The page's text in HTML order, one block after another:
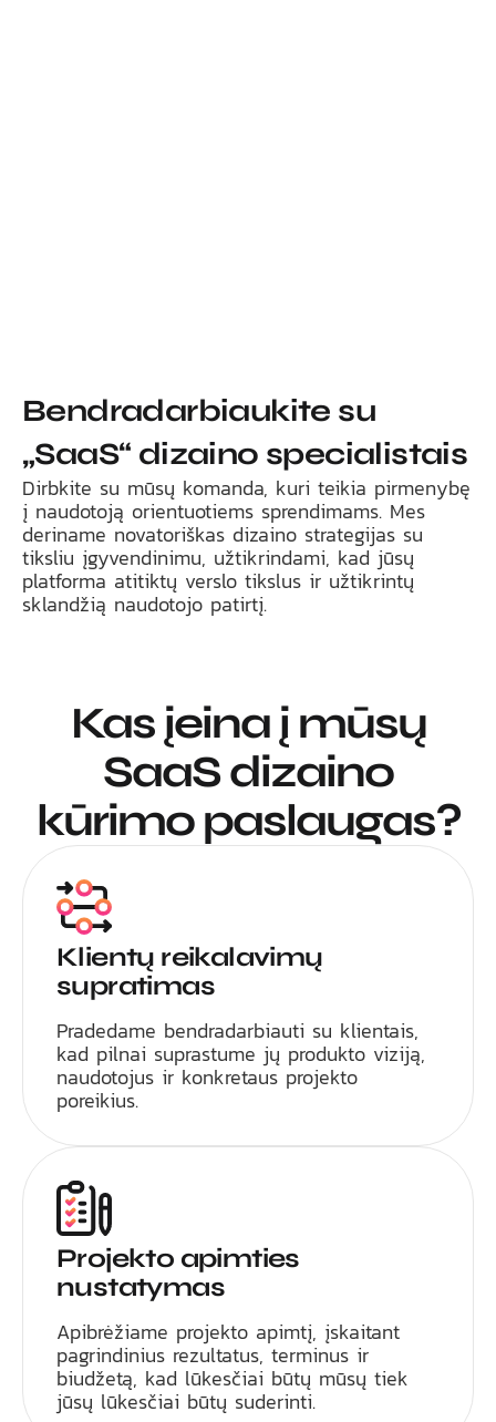
Bendradarbiaukite su
„SaaS“ dizaino specialistais
Dirbkite su mūsų komanda, kuri teikia pirmenybę
į naudotoją orientuotiems sprendimams. Mes
deriname novatoriškas dizaino strategijas su
tiksliu įgyvendinimu, užtikrindami, kad jūsų
platforma atitiktų verslo tikslus ir užtikrintų
sklandžią naudotojo patirtį.
Kas įeina į mūsų
SaaS dizaino
kūrimo paslaugas?
Klientų reikalavimų
supratimas
Pradedame bendradarbiauti su klientais,
kad pilnai suprastume jų produkto viziją,
naudotojus ir konkretaus projekto
poreikius.
Projekto apimties
nustatymas
Apibrėžiame projekto apimtį, įskaitant
pagrindinius rezultatus, terminus ir
biudžetą, kad lūkesčiai būtų mūsų tiek
jūsų lūkesčiai būtų suderinti.